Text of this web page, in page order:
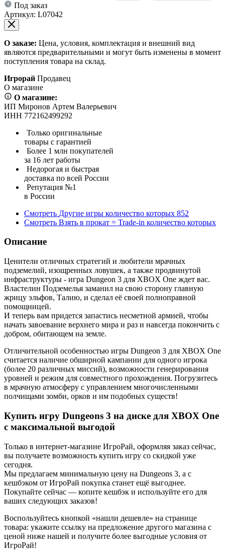
Под заказ
Артикул: L07042
О заказе: Цена, условия, комплектация и внешний вид
являются предварительными и могут быть изменены в момент
поступления товара на склад.
Игрорай Продавец
О магазине
О магазине:
ИП Миронов Артем Валерьевич
ИНН 772162499292
Только оригинальные
товары с гарантией
Более 1 млн покупателей
за 16 лет работы
Недорогая и быстрая
доставка по всей России
Репутация №1
в России
Смотреть Другие игры количество которых 852
Смотреть Взять в прокат = Trade-in количество которых
Описание
Ценители отличных стратегий и любители мрачных
подземелий, изощренных ловушек, а также продвинутой
инфраструктуры - игра Dungeon 3 для XBOX One ждет вас.
Властелин Подземелья заманил на свою сторону главную
жрицу эльфов, Талию, и сделал её своей полноправной
помощницей.
И теперь вам придется запастись несметной армией, чтобы
начать завоевание верхнего мира и раз и навсегда покончить с
добром, обитающем на земле.
Отличительной особенностью игры Dungeon 3 для XBOX One
считается наличие обширной кампании для одного игрока
(более 20 различных миссий), возможности генерирования
уровней и режим для совместного прохождения. Погрузитесь
в мрачную атмосферу с управлением многочисленными
полчищами зомби, орков и им подобных существ!
Купить игру Dungeons 3 на диске для XBOX One
с максимальной выгодой
Только в интернет-магазине ИгроРай, оформляя заказ сейчас,
вы получаете возможность купить игру со скидкой уже
сегодня.
Мы предлагаем минимальную цену на Dungeons 3, а с
кешбэком от ИгроРай покупка станет ещё выгоднее.
Покупайте сейчас — копите кешбэк и используйте его для
ваших следующих заказов!
Воспользуйтесь кнопкой «нашли дешевле» на странице
товара: укажите ссылку на предложение другого магазина с
ценой ниже нашей и получите более выгодные условия от
ИгроРай!